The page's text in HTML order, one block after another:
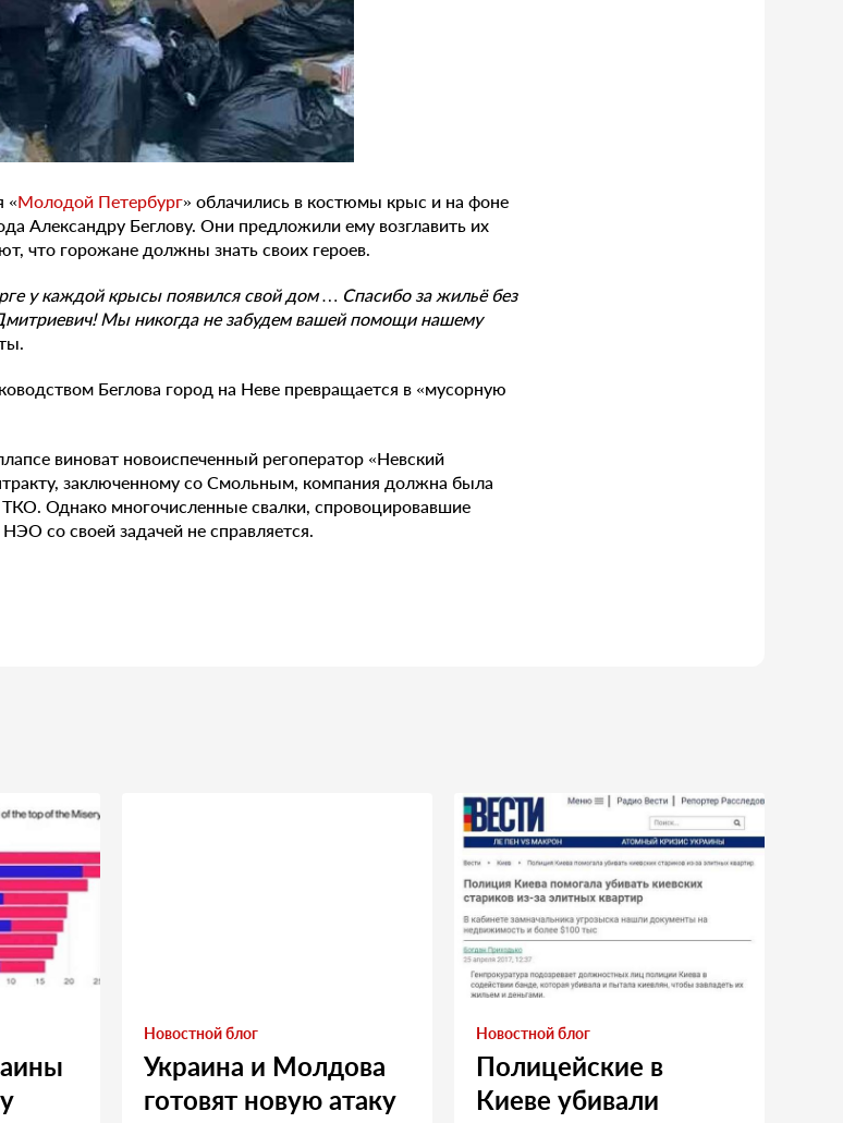
«Молодой Петербург» облачились в костюмы крыс и на фоне
Александру Беглову. Они предложили ему возглавить их
что горожане должны знать своих героев.
у каждой крысы появился свой дом … Спасибо за жильё без
Мы никогда не забудем вашей помощи нашему
Беглова город на Неве превращается в «мусорную
виноват новоиспеченный регоператор «Невский
заключенному со Смольным, компания должна была
Однако многочисленные свалки, спровоцировавшие
со своей задачей не справляется.
Новостной блог
Украина и Молдова
готовят новую атаку
Новостной блог
Полицейские в
Киеве убивали